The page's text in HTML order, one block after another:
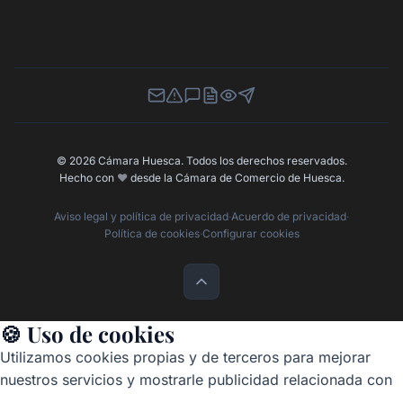
Newsletter
Canal de Denuncias
Buzón de Sugerencias
Perfil Contratante
Ley de Transparencia
Contacta con nosotros
© 2026 Cámara Huesca. Todos los derechos reservados.
Hecho con ❤️desde la Cámara de Comercio de Huesca.
Aviso legal y política de privacidad·Acuerdo de privacidad·
Política de cookies·Configurar cookies
🍪 Uso de cookies
Utilizamos cookies propias y de terceros para mejorar
nuestros servicios y mostrarle publicidad relacionada con